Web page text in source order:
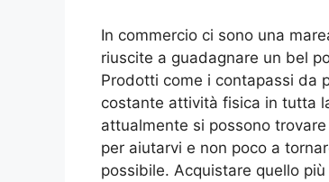
In commercio ci sono una
riuscite a guadagnare un bel
Prodotti come i contapassi da
costante attività fisica in tutta
attualmente si possono
per aiutarvi e non poco a
possibile. Acquistare quello